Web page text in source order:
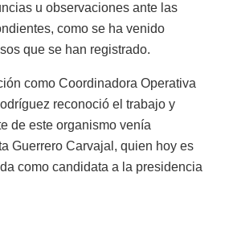
u observaciones ante las
como se ha venido
que se han registrado.
como Coordinadora Operativa
reconoció el trabajo y
de este organismo venía
Guerrero Carvajal, quien hoy es
como candidata a la presidencia